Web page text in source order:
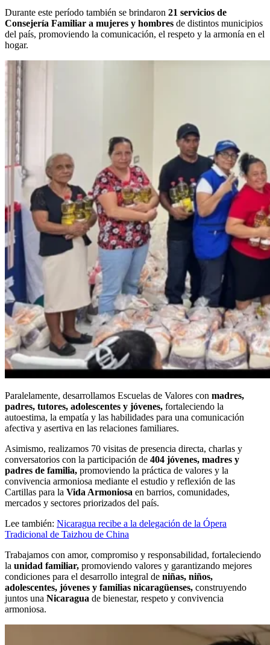
Durante este período también se brindaron 21 servicios de
Consejería Familiar a mujeres y hombres de distintos municipios
del país, promoviendo la comunicación, el respeto y la armonía en el
hogar.
Paralelamente, desarrollamos Escuelas de Valores con madres,
padres, tutores, adolescentes y jóvenes, fortaleciendo la
autoestima, la empatía y las habilidades para una comunicación
afectiva y asertiva en las relaciones familiares.
Asimismo, realizamos 70 visitas de presencia directa, charlas y
conversatorios con la participación de 404 jóvenes, madres y
padres de familia, promoviendo la práctica de valores y la
convivencia armoniosa mediante el estudio y reflexión de las
Cartillas para la Vida Armoniosa en barrios, comunidades,
mercados y sectores priorizados del país.
Lee también: Nicaragua recibe a la delegación de la Ópera
Tradicional de Taizhou de China
Trabajamos con amor, compromiso y responsabilidad, fortaleciendo
la unidad familiar, promoviendo valores y garantizando mejores
condiciones para el desarrollo integral de niñas, niños,
adolescentes, jóvenes y familias nicaragüenses, construyendo
juntos una Nicaragua de bienestar, respeto y convivencia
armoniosa.